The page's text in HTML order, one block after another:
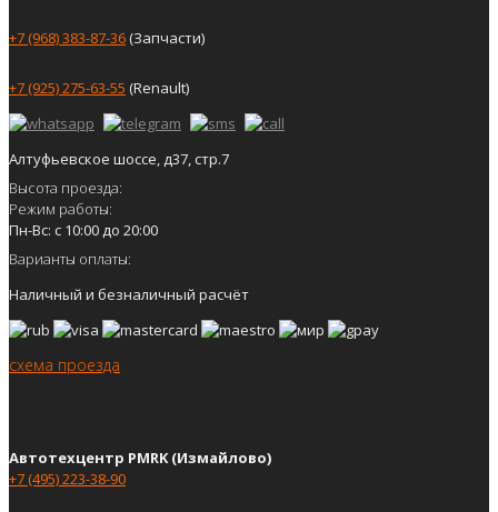
+7 (968) 383-87-36(Запчасти)
+7 (925) 275-63-55 (Renault)
Алтуфьевское шоссе, д37, стр.7
Высота проезда:
Режим работы:
Пн-Вс: с 10:00 до 20:00
Варианты оплаты:
Наличный и безналичный расчёт
схема проезда
Автотехцентр PMRK (Измайлово)
+7 (495) 223-38-90